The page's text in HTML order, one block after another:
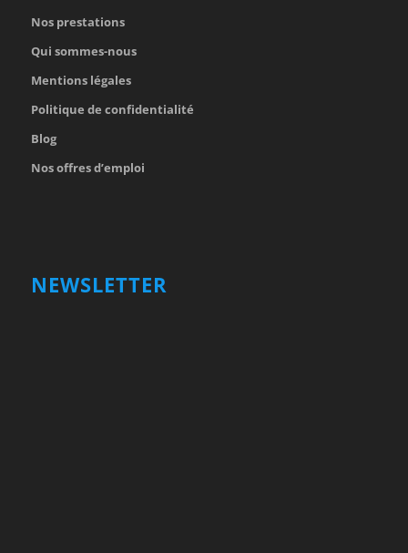
Nos prestations
Qui sommes-nous
Mentions légales
Politique de confidentialité
Blog
Nos offres d’emploi
NEWSLETTER